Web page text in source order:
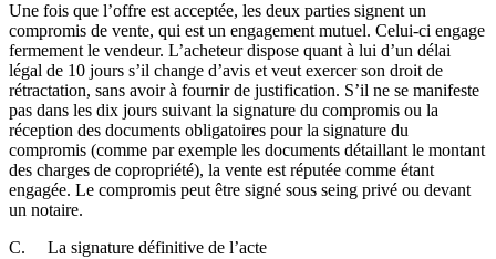
Une fois que l’offre est acceptée, les deux parties signent un
compromis de vente, qui est un engagement mutuel. Celui-ci engage
fermement le vendeur. L’acheteur dispose quant à lui d’un délai
légal de 10 jours s’il change d’avis et veut exercer son droit de
rétractation, sans avoir à fournir de justification. S’il ne se manifeste
pas dans les dix jours suivant la signature du compromis ou la
réception des documents obligatoires pour la signature du
compromis (comme par exemple les documents détaillant le montant
des charges de copropriété), la vente est réputée comme étant
engagée. Le compromis peut être signé sous seing privé ou devant
un notaire.
C. La signature définitive de l’acte